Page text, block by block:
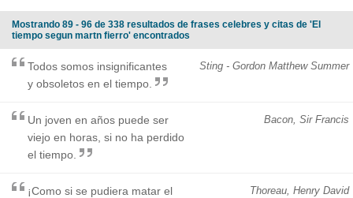
Mostrando 89 - 96 de 338 resultados de frases celebres y citas de 'El
tiempo segun martn fierro' encontrados
Sting - Gordon Matthew Summer
Todos somos insignificantes
y obsoletos en el tiempo.
Bacon, Sir Francis
Un joven en años puede ser
viejo en horas, si no ha perdido
el tiempo.
Thoreau, Henry David
¡Como si se pudiera matar el